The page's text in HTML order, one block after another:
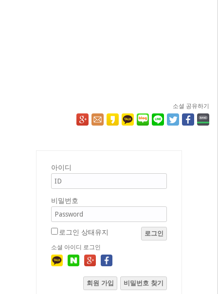
소셜 공유하기
아이디
비밀번호
로그인 상태유지 로그인
소셜 아이디 로그인
회원 가입 비밀번호 찾기